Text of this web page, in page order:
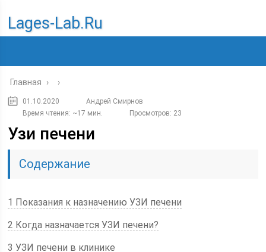
Lages-Lab.ru
Главная › ›
01.10.2020
Андрей Смирнов
Время чтения: ~17 мин.
Просмотров: 23
Узи печени
Содержание
1 Показания к назначению УЗИ печени
2 Когда назначается УЗИ печени?
3 УЗИ печени в клинике